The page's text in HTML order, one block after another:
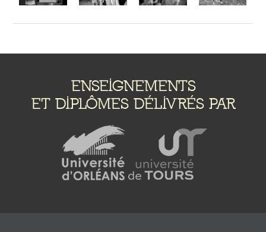
ENSEIGNEMENTS
ET DIPLÔMES DÉLIVRÉS PAR